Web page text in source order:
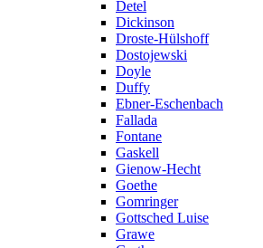
Detel
Dickinson
Droste-Hülshoff
Dostojewski
Doyle
Duffy
Ebner-Eschenbach
Fallada
Fontane
Gaskell
Gienow-Hecht
Goethe
Gomringer
Gottsched Luise
Grawe